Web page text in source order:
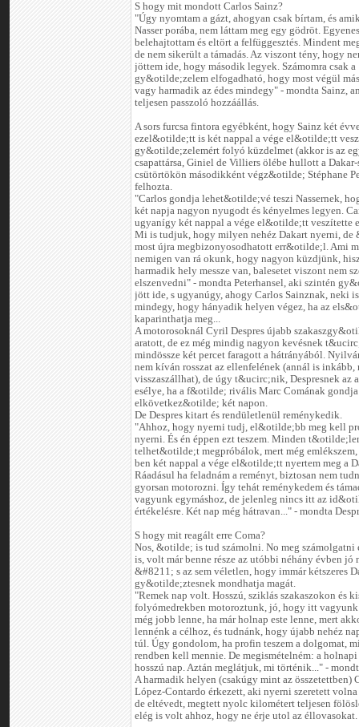
S hogy mit mondott Carlos Sainz?
"Úgy nyomtam a gázt, ahogyan csak bírtam, és
Nasser porába, nem láttam meg egy gödröt.
belehajtottam és eltört a felfüggesztés. Mindent
de nem sikerült a támadás. Az viszont tény, hogy
jöttem ide, hogy második legyek. Számomra csak a
gy&otilde;zelem elfogadható, hogy most végül
vagy harmadik az édes mindegy" - mondta Sainz,
teljesen passzoló hozzáállás.
A sors furcsa fintora egyébként, hogy Sainz két
ezel&otilde;tt is két nappal a vége el&otilde;tt
gy&otilde;zelemért folyó küzdelmet (akkor is az
csapattársa, Giniel de Villiers ölébe hullott a Dakar-
csütörtökön másodikként végz&otilde; Stéphane
felhozta.
"Carlos gondja lehet&otilde;vé teszi Nassernek,
két napja nagyon nyugodt és kényelmes legyen.
ugyanígy két nappal a vége el&otilde;tt veszítette
Mi is tudjuk, hogy milyen nehéz Dakart nyerni, de
most újra megbizonyosodhatott err&otilde;l. Ami
nemigen van rá okunk, hogy nagyon küzdjünk,
harmadik hely messze van, balesetet viszont nem
elszenvedni" - mondta Peterhansel, aki szintén
jött ide, s ugyanúgy, ahogy Carlos Sainznak, neki
mindegy, hogy hányadik helyen végez, ha az
kaparinthatja meg...
A motorosoknál Cyril Despres újabb
aratott, de ez még mindig nagyon kevésnek
mindössze két percet faragott a hátrányából.
nem kíván rosszat az ellenfelének (annál is inkább,
visszaszállhat), de úgy t&ucirc;nik, Despresnek az
esélye, ha a f&otilde; rivális Marc Comának gondja
elkövetkez&otilde; két napon.
De Despres kitart és rendületlenül reménykedik.
"Ahhoz, hogy nyerni tudj, el&otilde;bb meg kell
nyerni. És én éppen ezt teszem. Minden
telhet&otilde;t megpróbálok, mert még
ben két nappal a vége el&otilde;tt nyertem meg a
Ráadásul ha feladnám a reményt, biztosan nem
gyorsan motorozni. Így tehát reménykedem és
vagyunk egymáshoz, de jelenleg nincs itt az
értékelésre. Két nap még hátravan..." - mondta
S hogy mit reagált erre Coma?
Nos, &otilde; is tud számolni. No meg számolgatni
is, volt már benne része az utóbbi néhány évben jó
&#8211; s az sem véletlen, hogy immár kétszeres
gy&otilde;ztesnek mondhatja magát.
"Remek nap volt. Hosszú, sziklás szakaszokon és
folyómedrekben motoroztunk, jó, hogy itt vagyunk
még jobb lenne, ha már holnap este lenne, mert
lennénk a célhoz, és tudnánk, hogy újabb nehéz
túl. Úgy gondolom, ha profin teszem a dolgomat,
rendben kell mennie. De megismételném: a
hosszú nap. Aztán meglátjuk, mi történik..." -
A harmadik helyen (csakúgy mint az összetettben)
López-Contardo érkezett, aki nyerni szeretett volna
de eltévedt, megtett nyolc kilométert teljesen
elég is volt ahhoz, hogy ne érje utol az éllovasokat.